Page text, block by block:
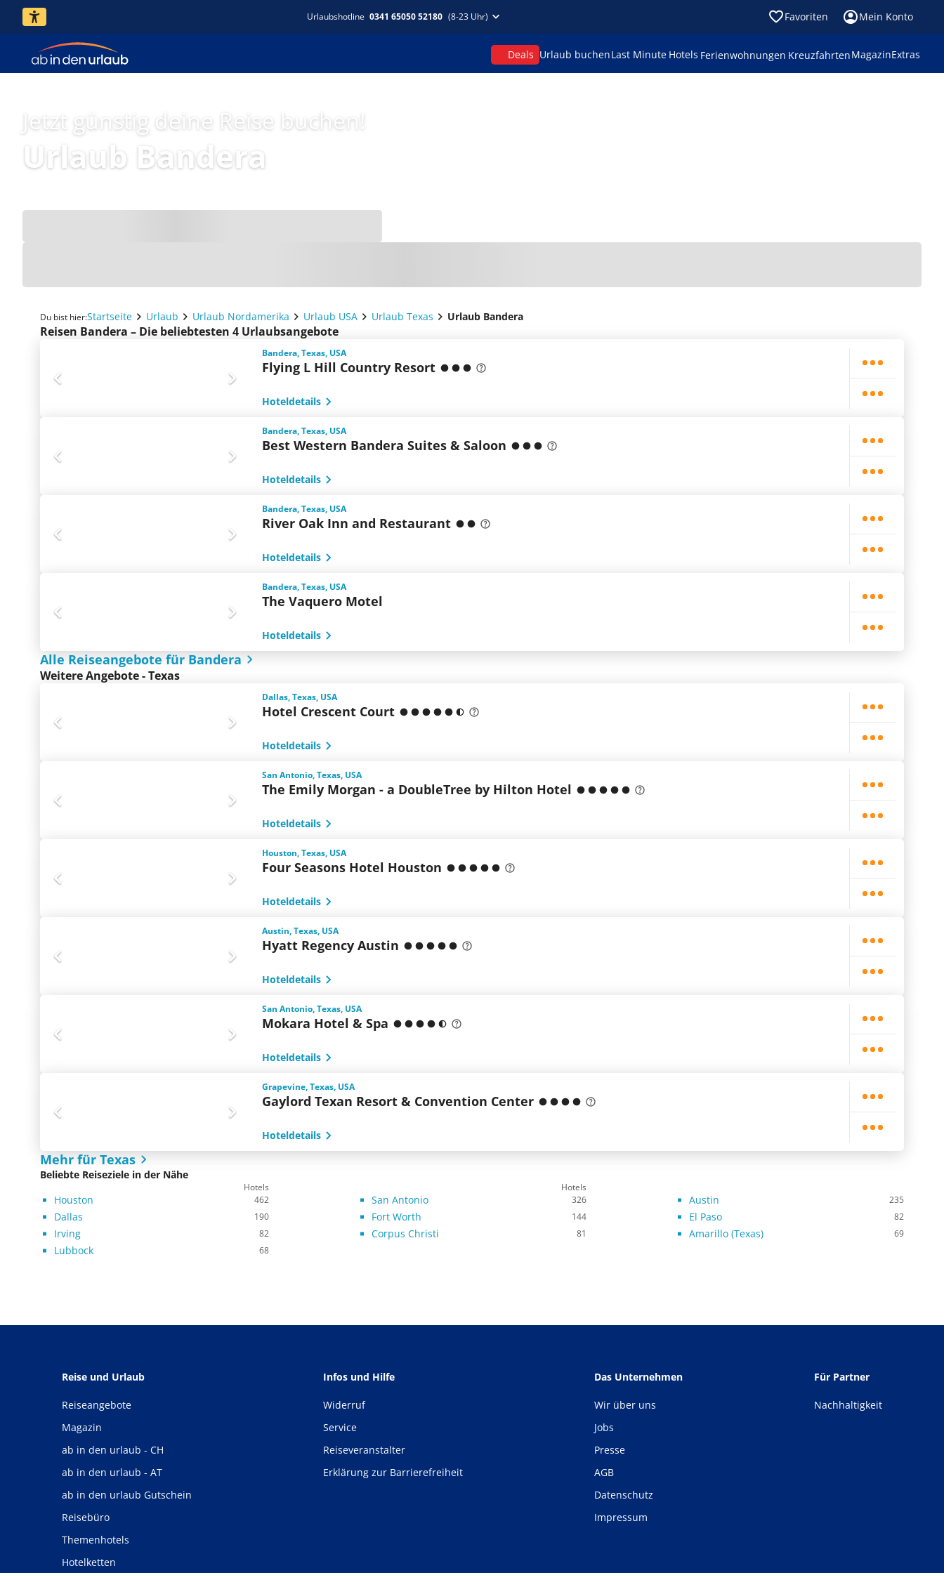
Urlaubshotline 0341 65050 52180 (8-23 Uhr) Favoriten Mein Konto
Deals Urlaub buchenLast Minute Hotels Ferienwohnungen KreuzfahrtenMagazinExtras
Jetzt günstig deine Reise buchen!
Urlaub Bandera
Du bist hier:Startseite Urlaub Urlaub Nordamerika Urlaub USA Urlaub Texas Urlaub Bandera
Reisen Bandera – Die beliebtesten 4 Urlaubsangebote
Bandera, Texas, USA
Flying L Hill Country Resort
Hoteldetails
Bandera, Texas, USA
Best Western Bandera Suites & Saloon
Hoteldetails
Bandera, Texas, USA
River Oak Inn and Restaurant
Hoteldetails
Bandera, Texas, USA
The Vaquero Motel
Hoteldetails
Alle Reiseangebote für Bandera
Weitere Angebote - Texas
Dallas, Texas, USA
Hotel Crescent Court
Hoteldetails
San Antonio, Texas, USA
The Emily Morgan - a DoubleTree by Hilton Hotel
Hoteldetails
Houston, Texas, USA
Four Seasons Hotel Houston
Hoteldetails
Austin, Texas, USA
Hyatt Regency Austin
Hoteldetails
San Antonio, Texas, USA
Mokara Hotel & Spa
Hoteldetails
Grapevine, Texas, USA
Gaylord Texan Resort & Convention Center
Hoteldetails
Mehr für Texas
Beliebte Reiseziele in der Nähe
Hotels Hotels
Houston 462 San Antonio 326 Austin 235
Dallas 190 Fort Worth 144 El Paso 82
Irving 82 Corpus Christi 81 Amarillo (Texas) 69
Lubbock 68
Reise und Urlaub
Reiseangebote
Magazin
ab in den urlaub - CH
ab in den urlaub - AT
ab in den urlaub Gutschein
Reisebüro
Themenhotels
Hotelketten
Infos und Hilfe
Widerruf
Service
Reiseveranstalter
Erklärung zur Barrierefreiheit
Das Unternehmen
Wir über uns
Jobs
Presse
AGB
Datenschutz
Impressum
Für Partner
Nachhaltigkeit